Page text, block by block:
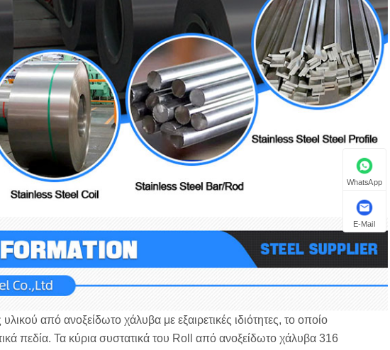
από ανοξείδωτο χάλυβα με εξαιρετικές ιδιότητες, το οποίο
πεδία. Τα κύρια συστατικά του Roll από ανοξείδωτο χάλυβα 316
WhatsApp
E-Mail